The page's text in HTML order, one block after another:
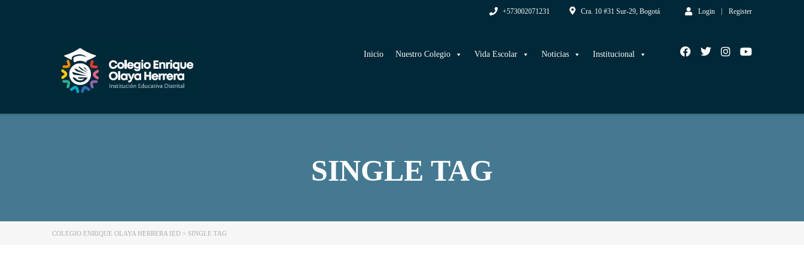
Login Register
Cra. 10 #31 Sur-29, Bogotá
+573002071231
Inicio Nuestro Colegio Vida Escolar Noticias Institucional
SINGLE TAG
COLEGIO ENRIQUE OLAYA HERRERA IED > SINGLE TAG